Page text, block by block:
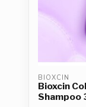
BIOXCIN
Bioxcin
Shampoo